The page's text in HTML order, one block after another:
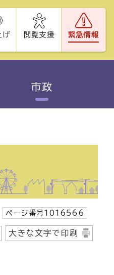
げ 閲覧支援 緊急情報
市政
ページ番号1016566
大きな文字で印刷